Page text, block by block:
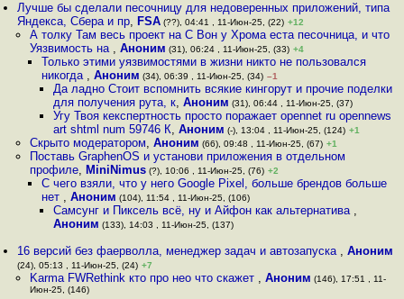
Лучше бы сделали песочницу для недоверенных приложений, типа
Яндекса, Сбера и пр, FSA (??), 04:41 , 11-Июн-25, (22) +12
А толку Там весь проект на С Вон у Хрома еста песочница, и что
Уязвимость на , Аноним (31), 06:24 , 11-Июн-25, (33) +4
Только этими уязвимостями в жизни никто не пользовался
никогда , Аноним (34), 06:39 , 11-Июн-25, (34) –1
Да ладно Стоит вспомнить всякие кингорут и прочие поделки
для получения рута, к,Аноним (31), 06:44 , 11-Июн-25, (37)
Угу Твоя кекспертность просто поражает opennet ru opennews
art shtml num 59746 К,Аноним (-), 13:04 , 11-Июн-25, (124) +1
Скрыто модератором, Аноним (66), 09:48 , 11-Июн-25, (67) +1
Поставь GraphenOS и установи приложения в отдельном
профиле, MiniNimus(?), 10:06 , 11-Июн-25, (76) +2
С чего взяли, что у него Google Pixel, больше брендов больше
нет , Аноним (104), 11:54 , 11-Июн-25, (106)
Самсунг и Пиксель всё, ну и Айфон как альтернатива ,
Аноним (133), 14:03 , 11-Июн-25, (137)
16 версий без фаерволла, менеджер задач и автозапуска ,Аноним
(24), 05:13 , 11-Июн-25, (24) +7
Karma FWRethink кто про нео что скажет , Аноним (146), 17:51 , 11-
Июн-25, (146)